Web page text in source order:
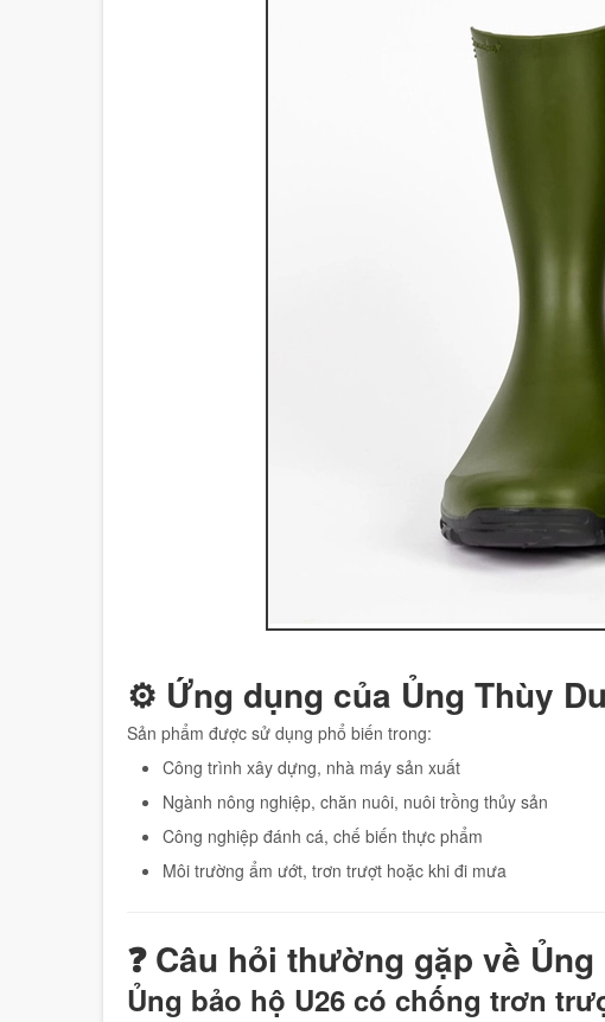
⚙️ Ứng dụng của Ủng Thùy
Sản phẩm được sử dụng phổ biến trong:
Công trình xây dựng, nhà máy sản xuất
Ngành nông nghiệp, chăn nuôi, nuôi trồng thủy sản
Công nghiệp đánh cá, chế biến thực phẩm
Môi trường ẩm ướt, trơn trượt hoặc khi đi mưa
❓ Câu hỏi thường gặp về
Ủng bảo hộ U26 có chống trơn